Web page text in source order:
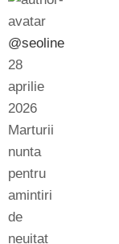
@seoline
28
aprilie
2026
Marturii
nunta
pentru
amintiri
de
neuitat